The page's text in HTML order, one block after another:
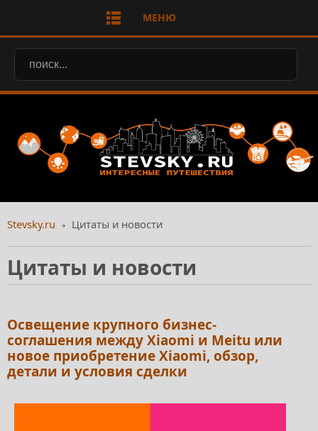
МЕНЮ
Stevsky.ru Цитаты и новости
Цитаты и новости
Освещение крупного бизнес-
соглашения между Xiaomi и Meitu или
новое приобретение Xiaomi, обзор,
детали и условия сделки